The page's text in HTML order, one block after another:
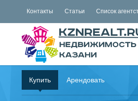
Контакты Статьи Список
Купить Арендовать